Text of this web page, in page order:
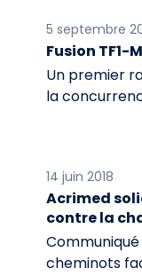
5 septembre
Fusion TF1-
Un premier
la
14 juin 2018
Acrimed
contre la
cheminots